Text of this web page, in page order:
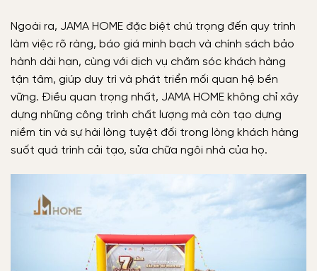
Ngoài ra, JAMA HOME đặc biệt chú trọng đến quy trình
làm việc rõ ràng, báo giá minh bạch và chính sách bảo
hành dài hạn, cùng với dịch vụ chăm sóc khách hàng
tận tâm, giúp duy trì và phát triển mối quan hệ bền
vững. Điều quan trọng nhất, JAMA HOME không chỉ xây
dựng những công trình chất lượng mà còn tạo dựng
niềm tin và sự hài lòng tuyệt đối trong lòng khách hàng
suốt quá trình cải tạo, sửa chữa ngôi nhà của họ.